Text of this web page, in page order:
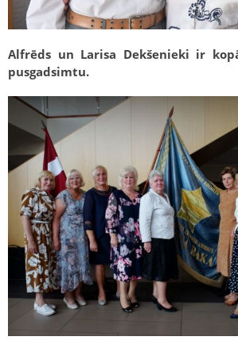
Alfrēds un Larisa Dekšenieki ir
pusgadsimtu.